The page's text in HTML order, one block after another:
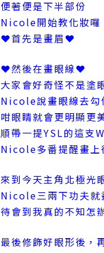
便著便是下半部份
Nicole開始教化妝囉
❤首先是畫眉❤
❤然後在畫眼線❤
大家會好奇怪不是塗
Nicole說畫眼線去勾
咁眼睛就會更明顯更
順帶一提YSL的這
Nicole多番提醒畫上
來到今天主角北極
Nicole三兩下功夫就
待會到我真的不知
最後修飾好眼形後，